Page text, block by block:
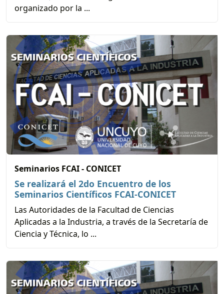
organizado por la ...
Seminarios FCAI - CONICET
Se realizará el 2do Encuentro de los
Seminarios Científicos FCAI-CONICET
Las Autoridades de la Facultad de Ciencias
Aplicadas a la Industria, a través de la Secretaría de
Ciencia y Técnica, lo ...